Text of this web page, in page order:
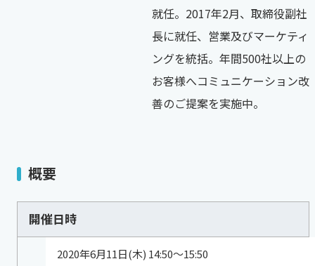
就任。2017年2月、取締役副社
長に就任、営業及びマーケティ
ングを統括。年間500社以上の
お客様へコミュニケーション改
善のご提案を実施中。
概要
開催日時
2020年6月11日(木) 14:50～15:50